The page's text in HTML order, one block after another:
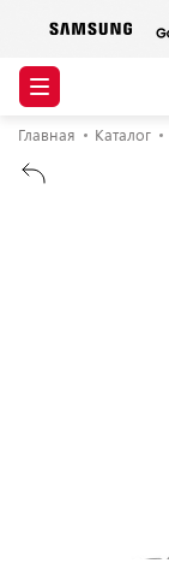
Главная Каталог